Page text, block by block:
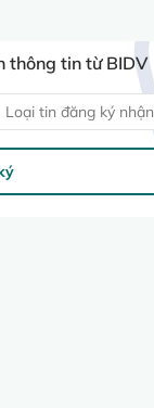
thông tin từ BIDV
Loại tin đăng ký nhận